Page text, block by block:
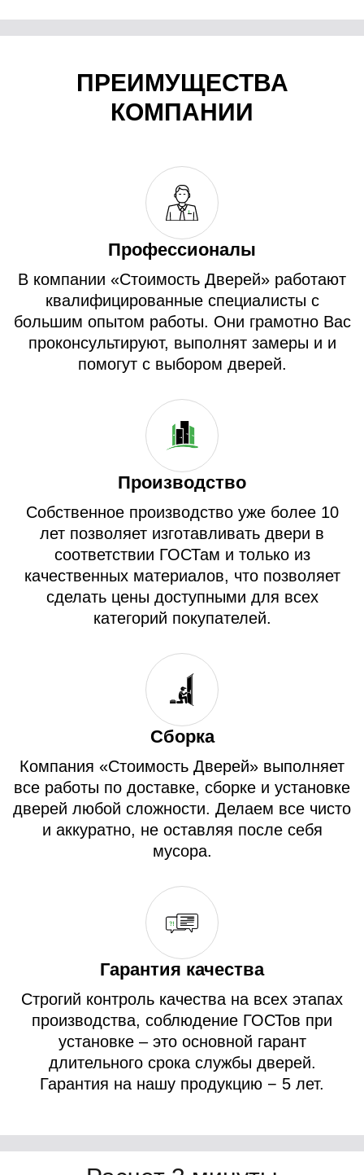
ПРЕИМУЩЕСТВА
КОМПАНИИ
Профессионалы
В компании «Стоимость Дверей» работают
квалифицированные специалисты с
большим опытом работы. Они грамотно Вас
проконсультируют, выполнят замеры и и
помогут с выбором дверей.
Производство
Собственное производство уже более 10
лет позволяет изготавливать двери в
соответствии ГОСТам и только из
качественных материалов, что позволяет
сделать цены доступными для всех
категорий покупателей.
Сборка
Компания «Стоимость Дверей» выполняет
все работы по доставке, сборке и установке
дверей любой сложности. Делаем все чисто
и аккуратно, не оставляя после себя
мусора.
Гарантия качества
Строгий контроль качества на всех этапах
производства, соблюдение ГОСТов при
установке – это основной гарант
длительного срока службы дверей.
Гарантия на нашу продукцию − 5 лет.